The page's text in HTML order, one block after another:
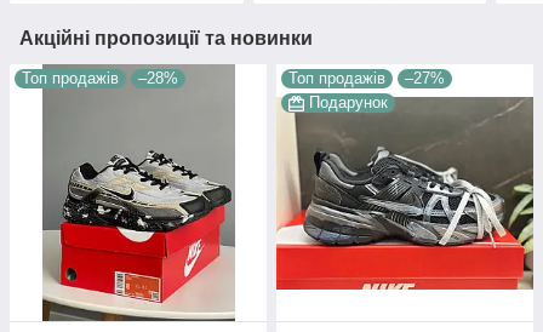
Акційні пропозиції та новинки
Топ продажів –28% Топ продажів
–27%
Подарунок